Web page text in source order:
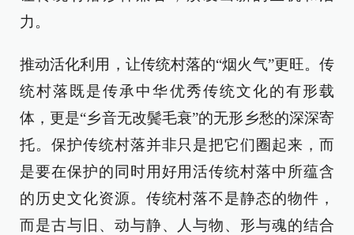
力。
推动活化利用，让传统村落的“烟火气”更旺。传
统村落既是传承中华优秀传统文化的有形载
体，更是“乡音无改鬓毛衰”的无形乡愁的深深寄
托。保护传统村落并非只是把它们圈起来，而
是要在保护的同时用好用活传统村落中所蕴含
的历史文化资源。传统村落不是静态的物件，
而是古与旧、动与静、人与物、形与魂的结合